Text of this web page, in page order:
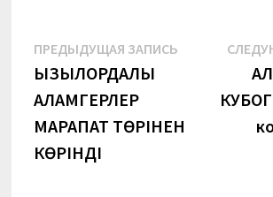
Навигация
по
записям
ПРЕДЫДУЩАЯ ЗАПИСЬПредыдущая
ҚЫЗЫЛОРДАЛЫҚ
ҚАЛАМГЕРЛЕР
МАРАПАТ ТӨРІНЕН
КӨРІНДІ